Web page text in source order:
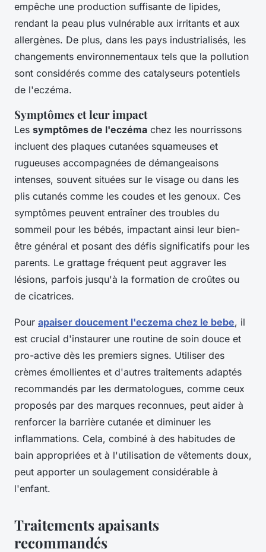
empêche une production suffisante de lipides,
rendant la peau plus vulnérable aux irritants et aux
allergènes. De plus, dans les pays industrialisés, les
changements environnementaux tels que la pollution
sont considérés comme des catalyseurs potentiels
de l'eczéma.
Symptômes et leur impact
Les symptômes de l'eczéma chez les nourrissons
incluent des plaques cutanées squameuses et
rugueuses accompagnées de démangeaisons
intenses, souvent situées sur le visage ou dans les
plis cutanés comme les coudes et les genoux. Ces
symptômes peuvent entraîner des troubles du
sommeil pour les bébés, impactant ainsi leur bien-
être général et posant des défis significatifs pour les
parents. Le grattage fréquent peut aggraver les
lésions, parfois jusqu'à la formation de croûtes ou
de cicatrices.
Pour apaiser doucement l'eczema chez le bebe, il
est crucial d'instaurer une routine de soin douce et
pro-active dès les premiers signes. Utiliser des
crèmes émollientes et d'autres traitements adaptés
recommandés par les dermatologues, comme ceux
proposés par des marques reconnues, peut aider à
renforcer la barrière cutanée et diminuer les
inflammations. Cela, combiné à des habitudes de
bain appropriées et à l'utilisation de vêtements doux,
peut apporter un soulagement considérable à
l'enfant.
Traitements apaisants
recommandés